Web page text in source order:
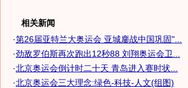
相关新闻
·第26届亚特兰大奥运会 亚城鏖战中国巩固"...
·劲敌罗伯斯再次跑出12秒88 刘翔奥运会卫...
·北京奥运会倒计时二十天 青岛进入赛时状...
·北京奥运会三大理念:绿色-科技-人文(组图)